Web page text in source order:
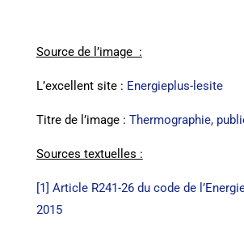
Source de l’image :
L’excellent site : Energieplus-lesite
Titre de l’image : Thermographie,
Sources textuelles :
[1] Article R241-26 du code de
2015